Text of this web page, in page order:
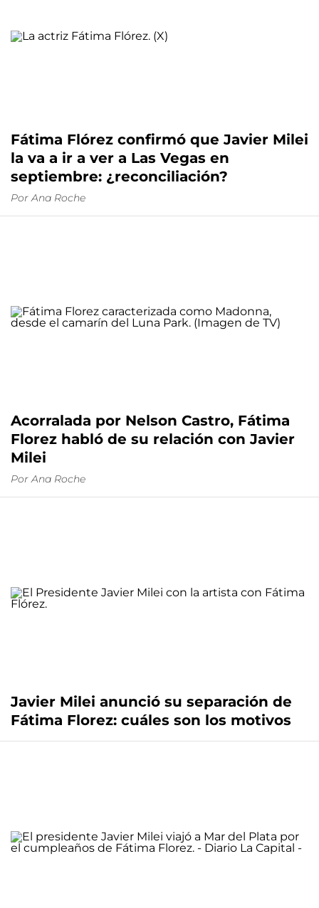
Fátima Flórez confirmó que Javier Milei
la va a ir a ver a Las Vegas en
septiembre: ¿reconciliación?
Por Ana Roche
Acorralada por Nelson Castro, Fátima
Florez habló de su relación con Javier
Milei
Por Ana Roche
Javier Milei anunció su separación de
Fátima Florez: cuáles son los motivos